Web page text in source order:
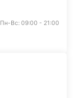
Пн-Вс: 09:00 - 21:00